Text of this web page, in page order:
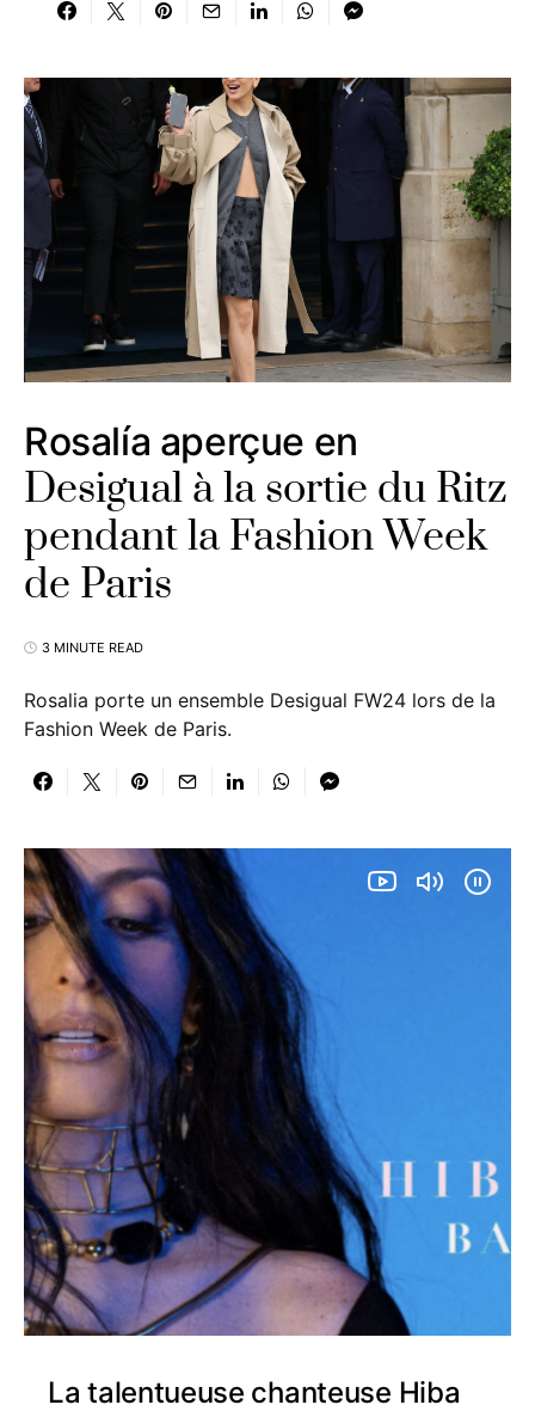
Rosalía aperçue en
Desigual à la sortie du Ritz
pendant la Fashion Week
de Paris
3 MINUTE READ
Rosalia porte un ensemble Desigual FW24 lors de la
Fashion Week de Paris.
La talentueuse chanteuse Hiba